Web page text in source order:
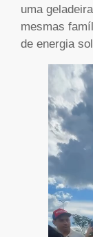
uma
mesmas
de energia